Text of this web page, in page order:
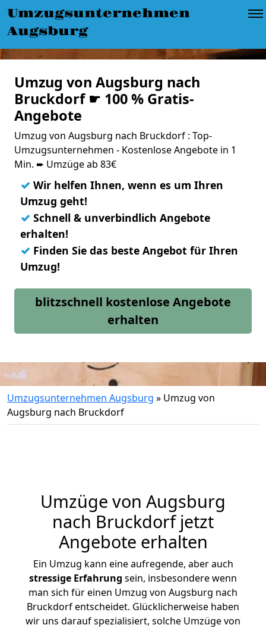
Umzugsunternehmen
Augsburg
Umzug von Augsburg nach
Bruckdorf ☛ 100 % Gratis-
Angebote
Umzug von Augsburg nach Bruckdorf : Top-
Umzugsunternehmen - Kostenlose Angebote in 1
Min. ➨ Umzüge ab 83€
✓ Wir helfen Ihnen, wenn es um Ihren
Umzug geht!
✓ Schnell & unverbindlich Angebote
erhalten!
✓ Finden Sie das beste Angebot für Ihren
Umzug!
blitzschnell kostenlose Angebote
erhalten
Umzugsunternehmen Augsburg » Umzug von
Augsburg nach Bruckdorf
Umzüge von Augsburg
nach Bruckdorf jetzt
Angebote erhalten
Ein Umzug kann eine aufregende, aber auch
stressige Erfahrung sein, insbesondere wenn
man sich für einen Umzug von Augsburg nach
Bruckdorf entscheidet. Glücklicherweise haben
wir uns darauf spezialisiert, solche Umzüge von